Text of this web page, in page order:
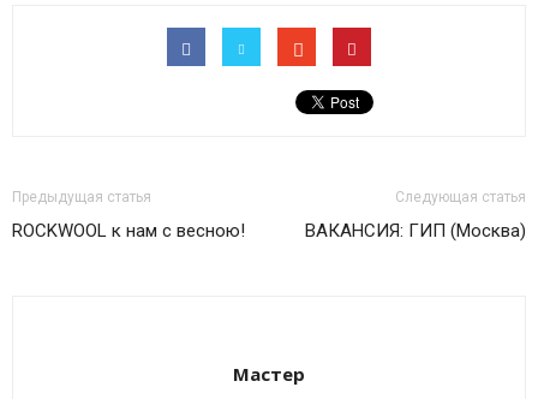
Предыдущая статья
ROCKWOOL к нам с весною!
Следующая статья
ВАКАНСИЯ: ГИП (Москва)
Мастер